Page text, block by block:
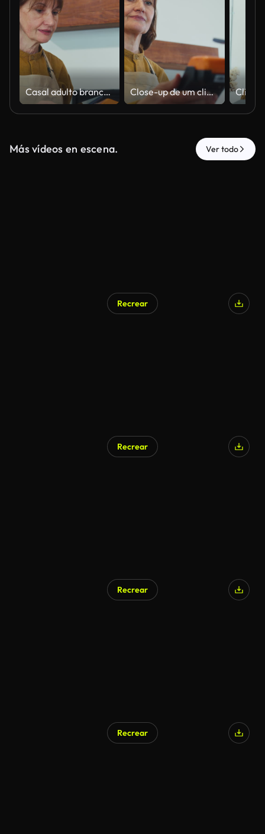
Casal adulto branco sênior usando aventais prepara um leitor de cartão de crédito para pagamento sem contato na loja de varejo. Trabalho em equipe para pequenas empresas, estilo de vida sustentável, novos conceitos de negócios. Close-up de um cliente branco sênior usa smartphone para pagamento sem contato comprando produtos de uma mulher na loja local. Compras para pequenos negócios, conceitos de estilo de vida sustentável.
Más vídeos en escena. Ver todo
Recrear
Recrear
Recrear
Recrear